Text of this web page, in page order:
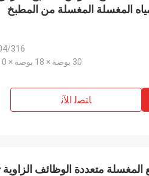
المغسلة المغسلة من المطبخ
304/316 الفولاذ
30 بوصة × 18 بوصة × 10 بوصة أو حسب الطلب
ﺎﺘﺼﻟ ﺍﻶﻧ
متعددة الوظائف